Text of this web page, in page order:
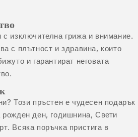
изключителна грижа и внимание.
с плътност и здравина, които
и гарантират неговата
Този пръстен е чудесен подарък
ден, годишнина, Свети
Всяка поръчка пристига в